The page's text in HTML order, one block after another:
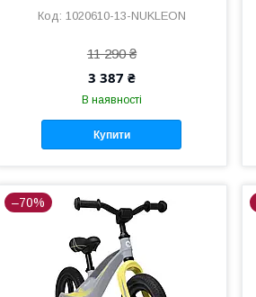
1020610-13-NUKLEON
11 290 ₴
3 387 ₴
В наявності
Купити
–70%